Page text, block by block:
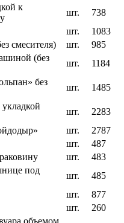
к
шт.
738
шт.
1083
смесителя)
шт.
985
(без
шт.
1184
без
шт.
1485
шт.
2283
шт.
2787
шт.
487
шт.
483
под
шт.
485
шт.
877
шт.
260